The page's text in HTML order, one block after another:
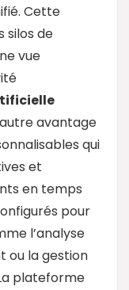
Cette
silos de
vue
avantage
qui
et
en temps
pour
l’analyse
ou la gestion
plateforme